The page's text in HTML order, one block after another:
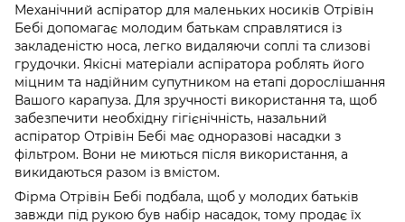
Механічний аспіратор для маленьких носиків Отрівін
Бебі допомагає молодим батькам справлятися із
закладеністю носа, легко видаляючи соплі та слизові
грудочки. Якісні матеріали аспіратора роблять його
міцним та надійним супутником на етапі дорослішання
Вашого карапуза. Для зручності використання та, щоб
забезпечити необхідну гігієнічність, назальний
аспіратор Отрівін Бебі має одноразові насадки з
фільтром. Вони не миються після використання, а
викидаються разом із вмістом.
Фірма Отрівін Бебі подбала, щоб у молодих батьків
завжди під рукою був набір насадок, тому продає їх